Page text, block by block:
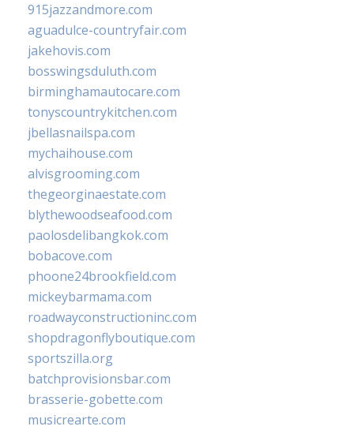
915jazzandmore.com
aguadulce-countryfair.com
jakehovis.com
bosswingsduluth.com
birminghamautocare.com
tonyscountrykitchen.com
jbellasnailspa.com
mychaihouse.com
alvisgrooming.com
thegeorginaestate.com
blythewoodseafood.com
paolosdelibangkok.com
bobacove.com
phoone24brookfield.com
mickeybarmama.com
roadwayconstructioninc.com
shopdragonflyboutique.com
sportszilla.org
batchprovisionsbar.com
brasserie-gobette.com
musicrearte.com